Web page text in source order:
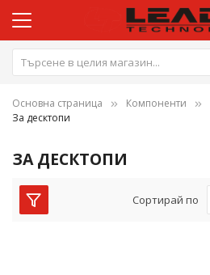
Основна страница Компоненти
За десктопи
ЗА ДЕСКТОПИ
Сортирай по